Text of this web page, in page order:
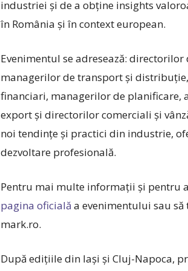
industriei și de a obține insights
în România și în context european.
Evenimentul se adresează:
managerilor de transport și
financiari, managerilor de
export și directorilor comerciali și
noi tendințe și practici din industrie,
dezvoltare profesională.
Pentru mai multe informații și pentru
pagina oficială a evenimentului sau
mark.ro.
După edițiile din Iași și Cluj-Napoca,